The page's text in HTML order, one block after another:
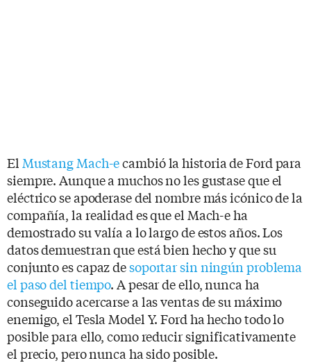
El Mustang Mach-ecambió la historia de Ford para
siempre. Aunque a muchos no les gustase que el
eléctrico se apoderase del nombre más icónico de la
compañía, la realidad es que el Mach-e ha
demostrado su valía a lo largo de estos años. Los
datos demuestran que está bien hecho y que su
conjunto es capaz desoportar sin ningún problema
el paso del tiempo. A pesar de ello, nunca ha
conseguido acercarse a las ventas de su máximo
enemigo, el Tesla Model Y. Ford ha hecho todo lo
posible para ello, como reducir significativamente
el precio, pero nunca ha sido posible.